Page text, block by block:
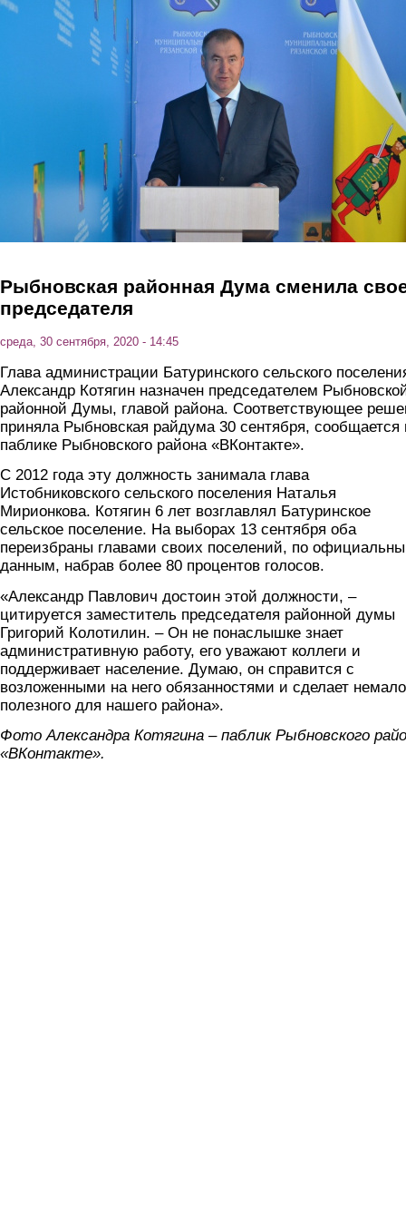
Перейти к основному содержанию
Рыбновская районная Дума сменила
председателя
среда, 30 сентября, 2020 - 14:45
Глава администрации Батуринского сельского
Александр Котягин назначен председателем
районной Думы, главой района. Соответствующее
приняла Рыбновская райдума 30 сентября, сообщается
паблике Рыбновского района «ВКонтакте».
С 2012 года эту должность занимала глава
Истобниковского сельского поселения Наталья
Мирионкова. Котягин 6 лет возглавлял Батуринское
сельское поселение. На выборах 13 сентября оба
переизбраны главами своих поселений, по
данным, набрав более 80 процентов голосов.
«Александр Павлович достоин этой должности, –
цитируется заместитель председателя районной думы
Григорий Колотилин. – Он не понаслышке знает
административную работу, его уважают коллеги и
поддерживает население. Думаю, он справится с
возложенными на него обязанностями и сделает немало
полезного для нашего района».
Фото Александра Котягина – паблик Рыбновского
«ВКонтакте».